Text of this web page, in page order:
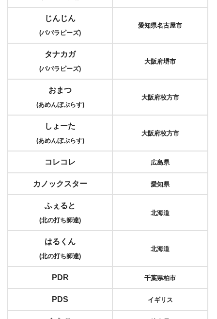
じんじん
(パパラピーズ)
愛知県名古屋市
タナカガ
(パパラピーズ)
大阪府堺市
おまつ
(あめんぼぷらす)
大阪府枚方市
しょーた
(あめんぼぷらす)
大阪府枚方市
コレコレ 広島県
カノックスター 愛知県
ふぇると
(北の打ち師達)
北海道
はるくん
(北の打ち師達)
北海道
PDR 千葉県柏市
PDS イギリス